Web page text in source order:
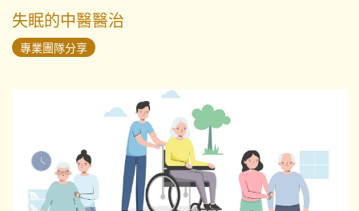
失眠的中醫醫治
專業團隊分享